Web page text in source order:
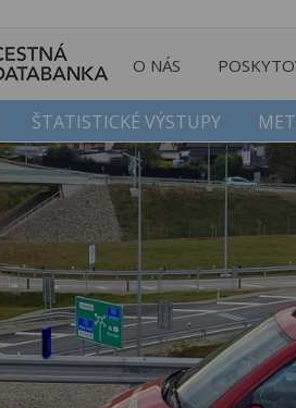
O NÁS
ŠTATISTICKÉ VÝSTUPY